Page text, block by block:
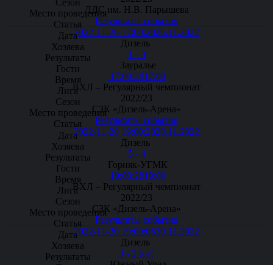
ЛДС им. Н.В. Парышева
Результаты события
2022-11-26 17:00:2826.11.2022
Дизель
1 - 3
Зауралье
17:00:2817:00
ВХЛ – Регулярный чемпионат
2022/23
СЗК «Дизель-Арена»
Результаты события
2022-11-28 19:00:2828.11.2022
Дизель
5 - 4
Горняк-УГМК
19:00:2819:00
ВХЛ – Регулярный чемпионат
2022/23
СЗК «Дизель-Арена»
Результаты события
2022-11-30 19:00:0530.11.2022
Дизель
3 - 2 (от)